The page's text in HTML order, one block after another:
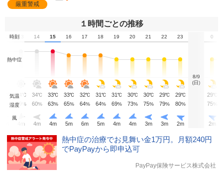
厳重警戒
１時間ごとの推移
時刻13 14 15 16 17 18 19 20 21 22 23
8/9
(日)
0
熱中症
気温
℃ 34 ℃ 34℃ 33℃ 33℃ 32℃ 31℃ 31℃ 30℃ 30℃ 29℃ 29℃ 29℃
湿度
% 59 % 60% 63% 65% 64% 64% 69% 73% 75% 79% 80% 75%
風
m 4m 4m 5m 6m 5m 4m 4m 3m 3m 2m 2m
熱中症の治療でお見舞い金1万円。月額240円
でPayPayから即申込可
PayPay保険サービス株式会社